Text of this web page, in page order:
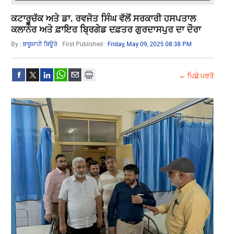
ਕਟਾਰੂਚੱਕ ਅਤੇ ਡਾ. ਰਵਜੋਤ ਸਿੰਘ ਵੱਲੋਂ ਸਰਕਾਰੀ ਹਸਪਤਾਲ
ਕਲਾਨੌਰ ਅਤੇ ਫ਼ਾਇਰ ਬ੍ਰਿਗੇਡ ਦਫ਼ਤਰ ਗੁਰਦਾਸਪੁਰ ਦਾ ਦੌਰਾ
By :ਬਾਬੂਸ਼ਾਹੀ ਬਿਊਰੋ First Published : Friday, May 09, 2025 08:38 PM
← ਪਿਛੇ ਪਰਤੋ